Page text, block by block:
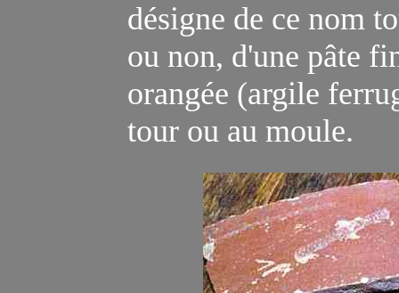
désigne de ce nom
ou non, d'une pâte
orangée (argile
tour ou au moule.